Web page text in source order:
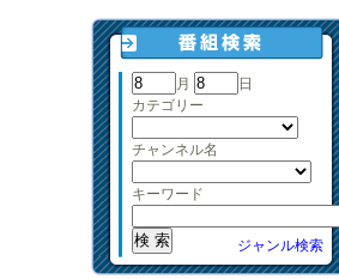
月
日
カテゴリー
チャンネル名
キーワード
ジャンル検索